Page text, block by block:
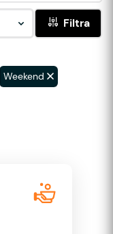
Filtra
Weekend